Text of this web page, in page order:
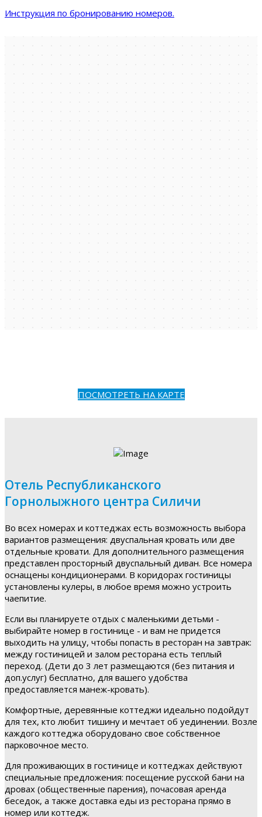
Инструкция по бронированию номеров.
ПОСМОТРЕТЬ НА КАРТЕ
Отель Республиканского
Горнолыжного центра Силичи
Во всех номерах и коттеджах есть возможность выбора
вариантов размещения: двуспальная кровать или две
отдельные кровати. Для дополнительного размещения
представлен просторный двуспальный диван. Все номера
оснащены кондиционерами. В коридорах гостиницы
установлены кулеры, в любое время можно устроить
чаепитие.
Если вы планируете отдых с маленькими детьми -
выбирайте номер в гостинице - и вам не придется
выходить на улицу, чтобы попасть в ресторан на завтрак:
между гостиницей и залом ресторана есть теплый
переход. (Дети до 3 лет размещаются (без питания и
доп.услуг) бесплатно, для вашего удобства
предоставляется манеж-кровать).
Комфортные, деревянные коттеджи идеально подойдут
для тех, кто любит тишину и мечтает об уединении. Возле
каждого коттеджа оборудовано свое собственное
парковочное место.
Для проживающих в гостинице и коттеджах действуют
специальные предложения: посещение русской бани на
дровах (общественные парения), почасовая аренда
беседок, а также доставка еды из ресторана прямо в
номер или коттедж.